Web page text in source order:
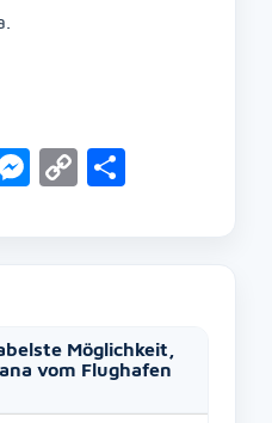
Messenger
Copy
Möglichkeit,
vom Flughafen